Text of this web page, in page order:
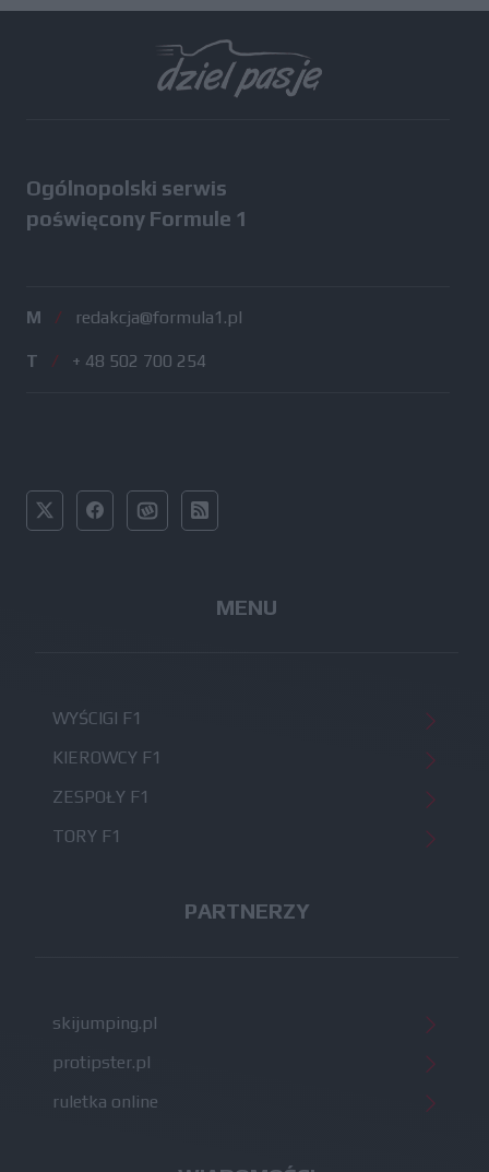
Ogólnopolski serwis
poświęcony Formule 1
M / redakcja@formula1.pl
T / + 48 502 700 254
MENU
WYŚCIGI F1
KIEROWCY F1
ZESPOŁY F1
TORY F1
PARTNERZY
skijumping.pl
protipster.pl
ruletka online